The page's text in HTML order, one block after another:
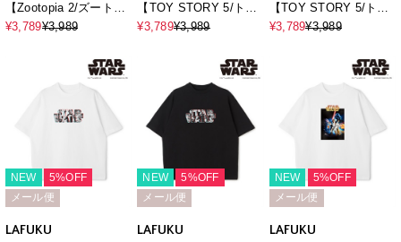
【Zootopia 2/ズートピ
ア2】キャラクタープリ
Over Harf Sleeve T-
shirt《UNISEX》
¥3,789¥3,989
【TOY STORY 5/ト
イ・ストーリー5】キャ
シャツ / Over Harf
shirt《UNISEX》
¥3,789¥3,989
【TOY STORY 5/ト
イ・ストーリー5】キャ
シャツ / Over Harf
shirt《UNISEX》
¥3,789¥3,989
NEW
5%OFF
メール便
LAFUKU
NEW
5%OFF
メール便
LAFUKU
NEW
5%OFF
メール便
LAFUKU